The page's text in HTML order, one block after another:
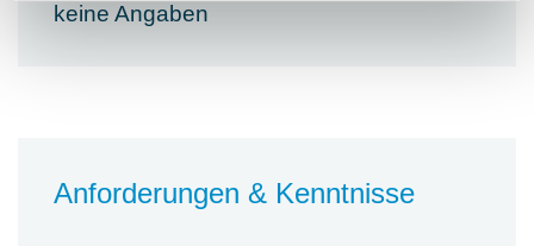
keine Angaben
Anforderungen & Kenntnisse